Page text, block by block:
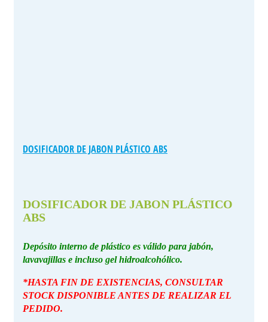
DOSIFICADOR DE JABON PLÁSTICO ABS
DOSIFICADOR DE JABON PLÁSTICO
ABS
Depósito interno de plástico es válido para jabón,
lavavajillas e incluso gel hidroalcohólico.
*HASTA FIN DE EXISTENCIAS, CONSULTAR
STOCK DISPONIBLE ANTES DE REALIZAR EL
PEDIDO.